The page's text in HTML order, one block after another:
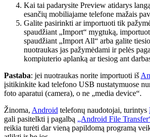
Kai tai padarysite Preview atidarys
esančių mobiliajame telefone mažais
Galite pasirinkti ar importuoti tik
spaudžiant „Import“ mygtuką,
spaudžiant „Import All“ arba galite
nuotraukas jas pažymėdami ir pelės
kompiuterio aplanką ar tiesiog ant
Pastaba: jei nuotraukas norite importuoti iš
įsitikinkite kad telefono USB nustatymuose
foto aparatui (camera), o ne „media device“.
Žinoma, Android telefonų naudotojai, turintys
gali pasitelkti į pagalbą „Android File
reikia turėti dar vieną papildomą programą